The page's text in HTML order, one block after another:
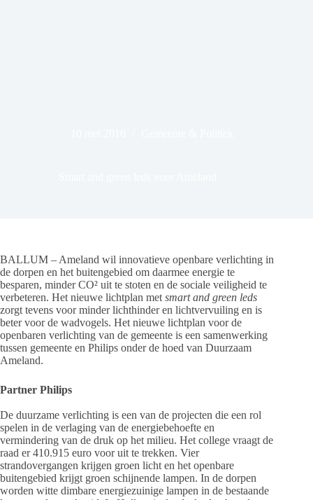
BALLUM – Ameland wil innovatieve openbare verlichting in
de dorpen en het buitengebied om daarmee energie te
besparen, minder CO² uit te stoten en de sociale veiligheid te
verbeteren. Het nieuwe lichtplan met smart and green leds
zorgt tevens voor minder lichthinder en lichtvervuiling en is
beter voor de wadvogels. Het nieuwe lichtplan voor de
openbaren verlichting van de gemeente is een samenwerking
tussen gemeente en Philips onder de hoed van Duurzaam
Ameland.
Partner Philips
De duurzame verlichting is een van de projecten die een rol
spelen in de verlaging van de energiebehoefte en
vermindering van de druk op het milieu. Het college vraagt de
raad er 410.915 euro voor uit te trekken. Vier
strandovergangen krijgen groen licht en het openbare
buitengebied krijgt groen schijnende lampen. In de dorpen
worden witte dimbare energiezuinige lampen in de bestaande